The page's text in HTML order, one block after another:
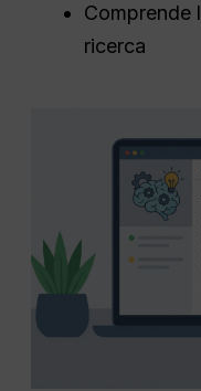
Comprende
ricerca